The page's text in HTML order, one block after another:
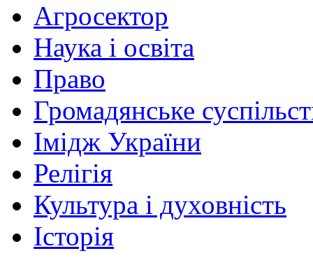
Агросектор
Наука і освіта
Право
Громадянське
Імідж України
Релігія
Культура і духовність
Історія